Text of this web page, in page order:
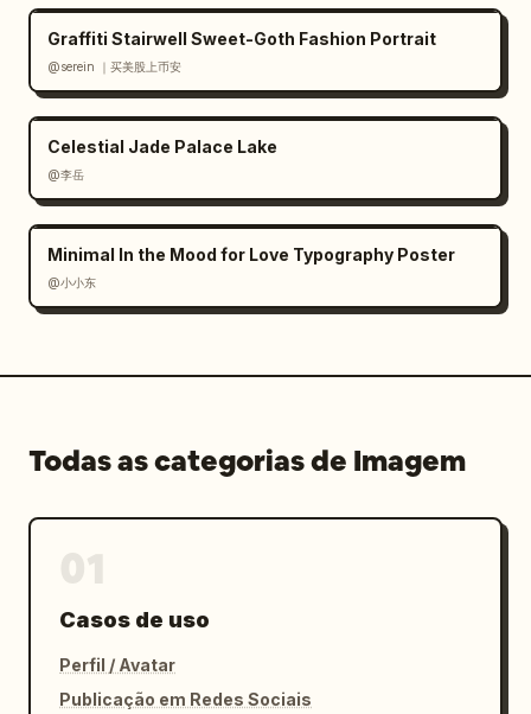
Graffiti Stairwell Sweet-Goth Fashion Portrait
@serein ｜买美股上币安
Celestial Jade Palace Lake
@李岳
Minimal In the Mood for Love Typography Poster
@小小东
Todas as categorias de Imagem
Casos de uso
Perfil / Avatar
Publicação em Redes Sociais